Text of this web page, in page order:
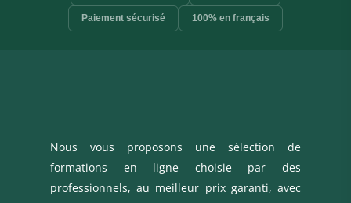
Paiement sécurisé 100% en français
Nous vous proposons une sélection de
formations en ligne choisie par des
professionnels, au meilleur prix garanti, avec